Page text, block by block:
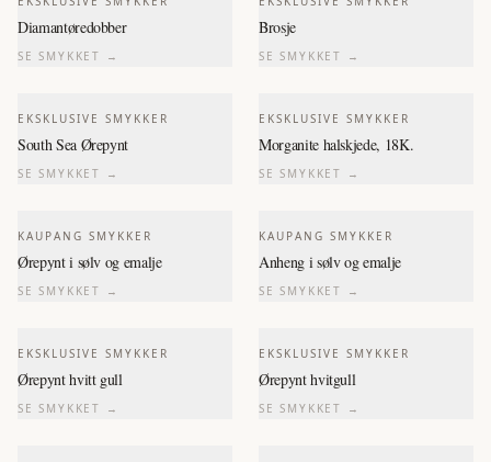
Diamantøredobber
SE SMYKKET →
Brosje
SE SMYKKET →
EKSKLUSIVE SMYKKER
South Sea Ørepynt
SE SMYKKET →
EKSKLUSIVE SMYKKER
Morganite halskjede, 18K.
SE SMYKKET →
KAUPANG SMYKKER
Ørepynt i sølv og emalje
SE SMYKKET →
KAUPANG SMYKKER
Anheng i sølv og emalje
SE SMYKKET →
EKSKLUSIVE SMYKKER
Ørepynt hvitt gull
SE SMYKKET →
EKSKLUSIVE SMYKKER
Ørepynt hvitgull
SE SMYKKET →